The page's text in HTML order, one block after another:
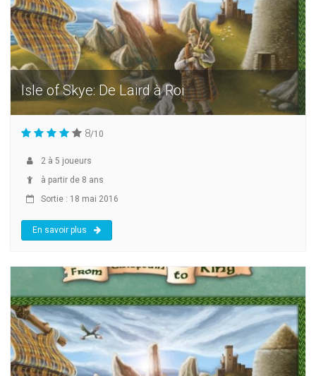
Isle of Skye: De Laird à Roi
8/10
2 à 5 joueurs
à partir de 8 ans
Sortie : 18 mai 2016
En savoir plus